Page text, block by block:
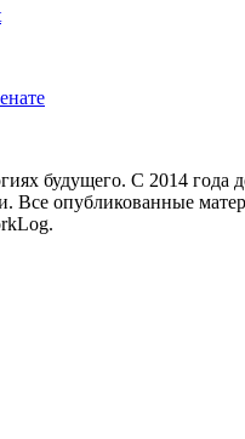
будущего. С 2014 года
Все опубликованные